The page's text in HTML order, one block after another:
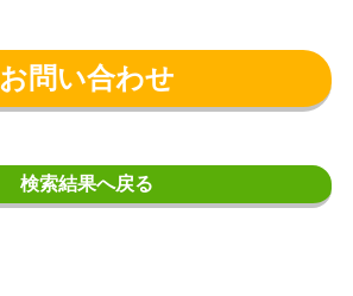
お問い合わせ
検索結果へ戻る